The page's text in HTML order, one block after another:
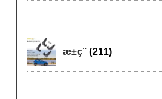
æ±ç¨(211)